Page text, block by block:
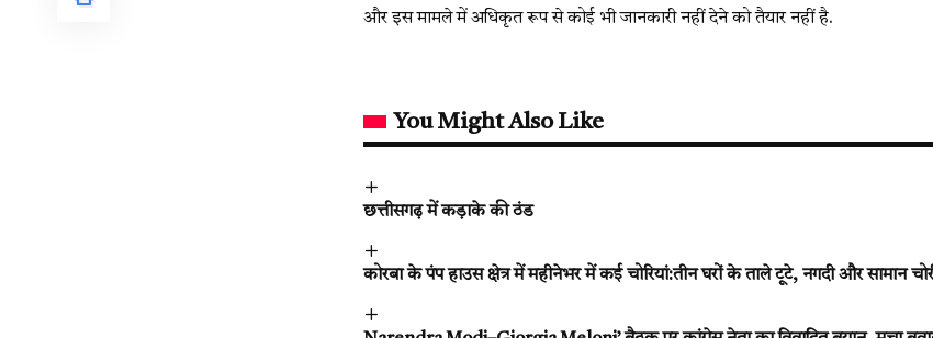
और इस मामले में अधिकृत रूप से कोई भी जानकारी नहीं देने को तैयार नहीं है.
You Might Also Like
छत्तीसगढ़ में कड़ाके की ठंड
कोरबा के पंप हाउस क्षेत्र में महीनेभर में कई चोरियां:तीन घरों के ताले टूटे, नगदी और सामान